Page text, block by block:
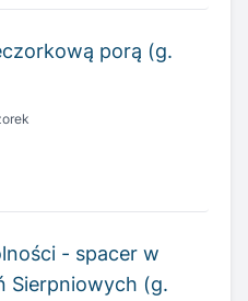
porą (g.
- spacer w
Sierpniowych (g.